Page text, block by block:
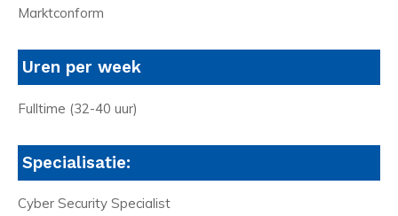
Marktconform
Uren per week
Fulltime (32-40 uur)
Specialisatie:
Cyber Security Specialist